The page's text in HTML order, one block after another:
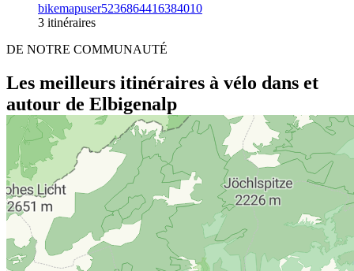
bikemapuser5236864416384010
3 itinéraires
DE NOTRE COMMUNAUTÉ
Les meilleurs itinéraires à vélo dans et
autour de Elbigenalp